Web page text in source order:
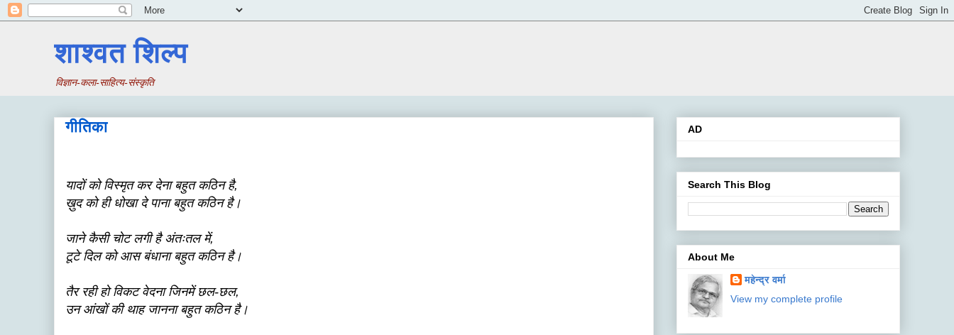
शाश्वत शिल्प
विज्ञान-कला-साहित्य-संस्कृति
गीतिका
यादों को विस्मृत कर देना बहुत कठिन है,
ख़ुद को ही धोखा दे पाना बहुत कठिन है।
जाने कैसी चोट लगी है अंतःतल में,
टूटे दिल को आस बंधाना बहुत कठिन है।
तैर रही हो विकट वेदना जिनमें छल-छल,
उन आंखों की थाह जानना बहुत कठिन है।
AD
Search This Blog
About Me
महेन्‍द्र वर्मा
View my complete profile